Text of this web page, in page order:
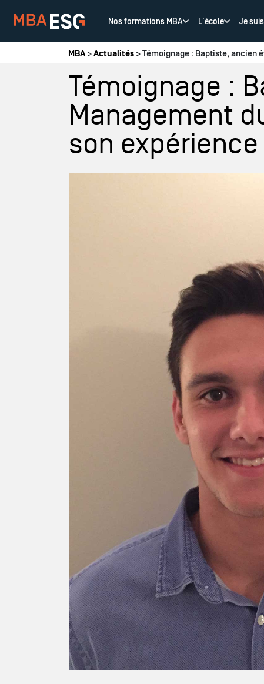
Vous êtes ici
MBA>Actualités > Témoignage : Baptiste, ancien
Témoignage :
Management
son
Nos formations MBA L'école Je suis